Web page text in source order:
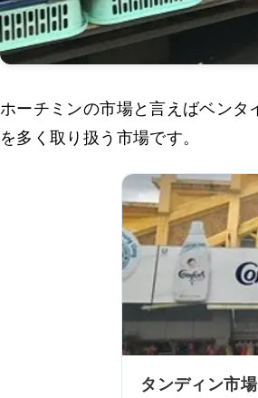
ホーチミンの市場と言えばベン
を多く取り扱う市場です。
タンディン市場